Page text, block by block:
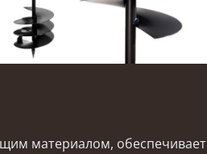
материалом, обеспечивает